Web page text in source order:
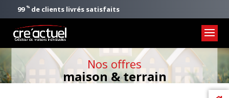
99 %de clients livrés satisfaits
Nos offres
maison & terrain